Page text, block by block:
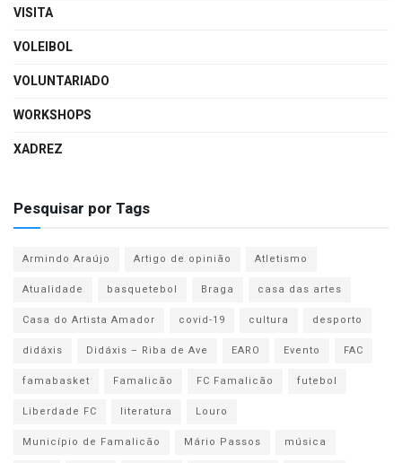
VISITA
VOLEIBOL
VOLUNTARIADO
WORKSHOPS
XADREZ
Pesquisar por Tags
Armindo Araújo Artigo de opinião
Atletismo
Atualidade
basquetebol Braga
casa das artes
Casa do Artista Amador
covid-19 cultura
desporto
didáxis
Didáxis – Riba de Ave EARO Evento
FAC
famabasket
Famalicão FC Famalicão
futebol
Liberdade FC
literatura
Louro
Município de Famalicão
Mário Passos
música